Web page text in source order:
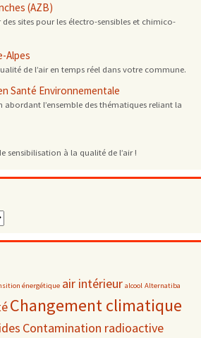
(AZB)
des sites pour les électro-sensibles et chimico-
Alpes
de l’air en temps réel dans votre commune.
Santé Environnementale
abordant l’ensemble des thématiques reliant la
sensibilisation à la qualité de l’air !
énergétique air intérieur alcool Alternatiba
Changement climatique
Contamination radioactive